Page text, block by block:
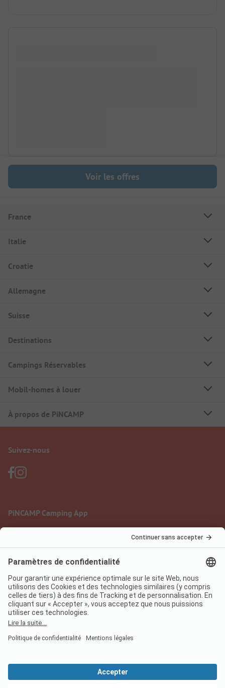
Voir les offres
France
Italie
Croatie
Allemagne
Suisse
Destinations
Campings Réservables
Mobil-homes à louer
À propos de PiNCAMP
Suivez-nous
PiNCAMP Camping App
Mentions légales
Protection des données
Conditions d'utilisation
Règlement sur les services numériques